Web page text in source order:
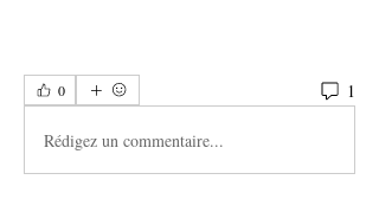
0 1
Rédigez un commentaire...